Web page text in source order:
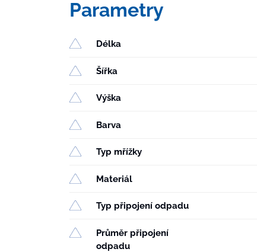
Parametry
Délka
Šířka
Výška
Barva
Typ mřížky
Materiál
Typ připojení odpadu
Průměr připojení
odpadu